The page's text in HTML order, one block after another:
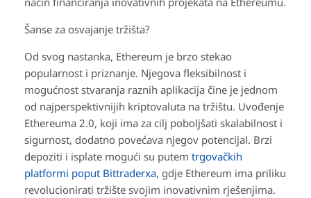
Šanse za osvajanje tržišta?
Od svog nastanka, Ethereum je brzo stekao
popularnost i priznanje. Njegova fleksibilnost i
mogućnost stvaranja raznih aplikacija čine je jednom
od najperspektivnijih kriptovaluta na tržištu. Uvođenje
Ethereuma 2.0, koji ima za cilj poboljšati skalabilnost i
sigurnost, dodatno povećava njegov potencijal. Brzi
depoziti i isplate mogući su putem trgovačkih
platformi poput Bittraderxa, gdje Ethereum ima priliku
revolucionirati tržište svojim inovativnim rješenjima.